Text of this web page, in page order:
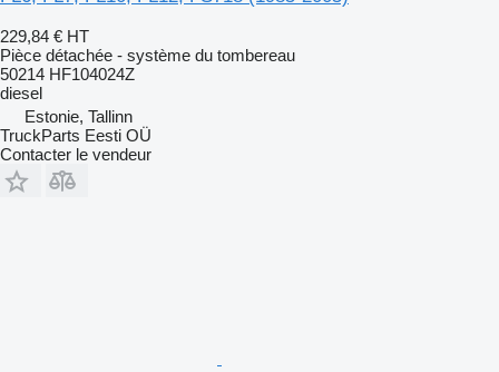
229,84 € HT
Pièce détachée - système du tombereau
50214 HF104024Z
diesel
Estonie, Tallinn
TruckParts Eesti OÜ
Contacter le vendeur